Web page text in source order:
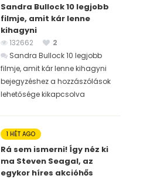
Sandra Bullock 10 legjobb
filmje, amit kár lenne
kihagyni
132662
2
Sandra Bullock 10 legjobb
filmje, amit kár lenne kihagyni
bejegyzéshez a hozzászólások
lehetősége kikapcsolva
1 HÉT AGO
Rá sem ismerni! Így néz ki
ma Steven Seagal, az
egykor híres akcióhős